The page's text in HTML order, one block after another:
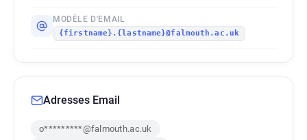
MODÈLE D'EMAIL
{firstname}.{lastname}@falmouth.ac.uk
Adresses Email
o*********@falmouth.ac.uk